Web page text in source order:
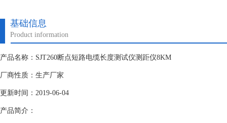
基础信息
Product information
产品名称：SJT260断点短路电缆长度测试仪测距仪8KM
厂商性质：生产厂家
更新时间：2019-06-04
产品简介：